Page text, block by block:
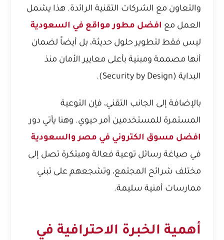
والتعاون مع الشركات التقنية الرائدة. هذا يشمل
العمل مع افضل مطور مواقع في السعودية
ليس فقط لتطوير حلول حديثة، بل أيضاً لضمان
أنها مصممة ومبنية بأعلى معايير الأمان منذ
البداية (Security by Design).
بالإضافة إلى الجانب التقني، فإن التوعية
المستمرة للمستخدمين أمر حيوي. وهنا يأتي دور
افضل مسوق الكتروني في مصر والسعودية
في صياغة رسائل توعية فعالة ومبتكرة تصل إلى
مختلف شرائح المجتمع، وتشجعهم على تبني
ممارسات أمنية سليمة.
أهمية الخبرة الاحترافية في